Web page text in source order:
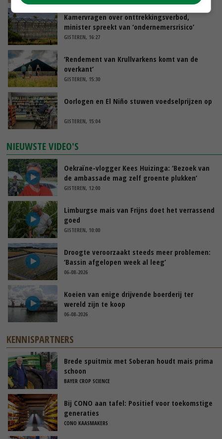
Kamervragen over onttrekkingsverbod,
minister spreekt van ‘ondernemersrisico’
GISTEREN, 16:27
‘Rendement van Krullvarkens komt van de
overkant’
GISTEREN, 15:30
Oorlogen en El Niño stuwen voedselprijzen op
GISTEREN, 15:04
NIEUWSTE VIDEO'S
Oekraïne-vlogger Kees Huizinga: ‘Bezoek van
de ambassade mag zelf groente plukken’
GISTEREN, 12:00
Limburgse mais van Frijns doet het verrassend
goed
GISTEREN, 10:00
Droogte veroorzaakt steeds meer problemen:
‘Bassin afgelopen week al leeg’
06-08-2026
Koeien van enige drijvende boerderij ter
wereld zijn te koop
06-08-2026
KENNISPARTNERS
Brede spuitmix met Soberan houdt mais prima
schoon
BAYER CROP SCIENCE
Bij CONO aan tafel: Positief voor toekomstige
generaties
CONO KAASMAKERS